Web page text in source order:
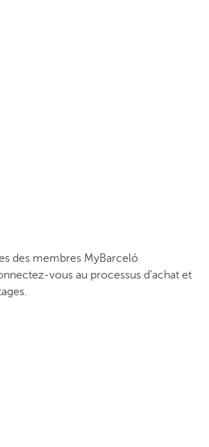
des membres MyBarceló
vous au processus d’achat et